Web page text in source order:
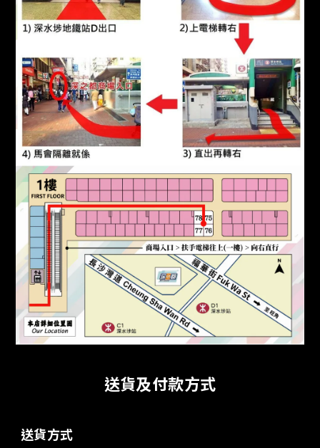
送貨及付款方式
送貨方式